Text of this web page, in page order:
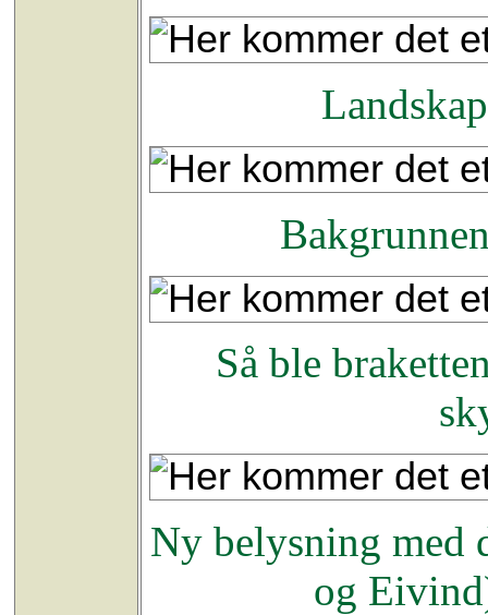
Så ble
Ny belysning med
og